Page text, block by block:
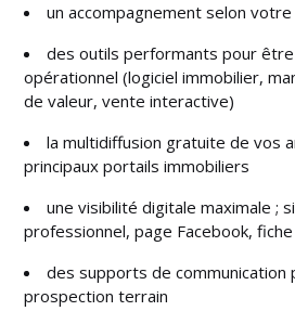
un accompagnement selon
des outils performants pour
opérationnel (logiciel immobilier,
de valeur, vente interactive)
la multidiffusion gratuite de vos
principaux portails immobiliers
une visibilité digitale maximale ;
professionnel, page Facebook,
des supports de communication
prospection terrain